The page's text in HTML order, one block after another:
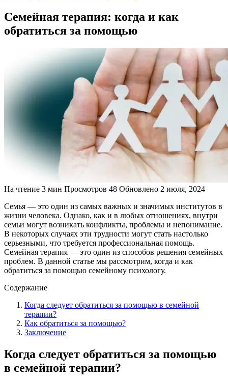
Семейная терапия: когда и как
обратиться за помощью
На чтение 3 мин Просмотров 48 Обновлено 2 июля, 2024
Семья — это один из самых важных и значимых институтов в
жизни человека. Однако, как и в любых отношениях, внутри
семьи могут возникать конфликты, проблемы и непонимание.
В некоторых случаях эти трудности могут стать настолько
серьезными, что требуется профессиональная помощь.
Семейная терапия — это один из способов решения семейных
проблем. В данной статье мы рассмотрим, когда и как
обратиться за помощью семейному психологу.
Содержание
Когда следует обратиться за помощью в семейной
терапии?
Как обратиться за помощью?
Заключение
Когда следует обратиться за помощью
в семейной терапии?